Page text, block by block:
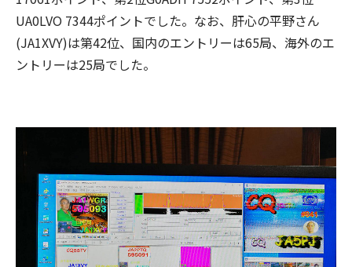
UA0LVO 7344ポイントでした。なお、肝心の平野さん
(JA1XVY)は第42位、国内のエントリーは65局、海外のエ
ントリーは25局でした。